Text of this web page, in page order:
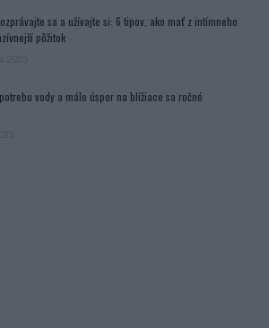
sa a užívajte si: 6 tipov, ako mať z intímneho
pôžitok
vody a málo úspor na blížiace sa ročné